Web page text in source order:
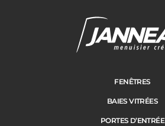
FENÊTRES
BAIES VITRÉES
PORTES D’ENTRÉE
Janneau Menuisier Créateur